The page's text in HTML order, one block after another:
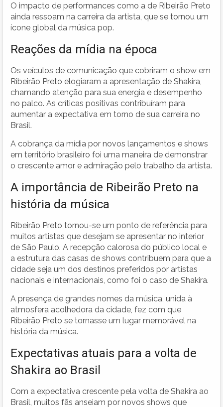
O impacto de performances como a de Ribeirão Preto
ainda ressoam na carreira da artista, que se tornou um
ícone global da música pop.
Reações da mídia na época
Os veículos de comunicação que cobriram o show em
Ribeirão Preto elogiaram a apresentação de Shakira,
chamando atenção para sua energia e desempenho
no palco. As críticas positivas contribuíram para
aumentar a expectativa em torno de sua carreira no
Brasil.
A cobrança da mídia por novos lançamentos e shows
em território brasileiro foi uma maneira de demonstrar
o crescente amor e admiração pelo trabalho da artista.
A importância de Ribeirão Preto na
história da música
Ribeirão Preto tornou-se um ponto de referência para
muitos artistas que desejam se apresentar no interior
de São Paulo. A recepção calorosa do público local e
a estrutura das casas de shows contribuem para que a
cidade seja um dos destinos preferidos por artistas
nacionais e internacionais, como foi o caso de Shakira.
A presença de grandes nomes da música, unida à
atmosfera acolhedora da cidade, fez com que
Ribeirão Preto se tornasse um lugar memorável na
história da música.
Expectativas atuais para a volta de
Shakira ao Brasil
Com a expectativa crescente pela volta de Shakira ao
Brasil, muitos fãs anseiam por novos shows que